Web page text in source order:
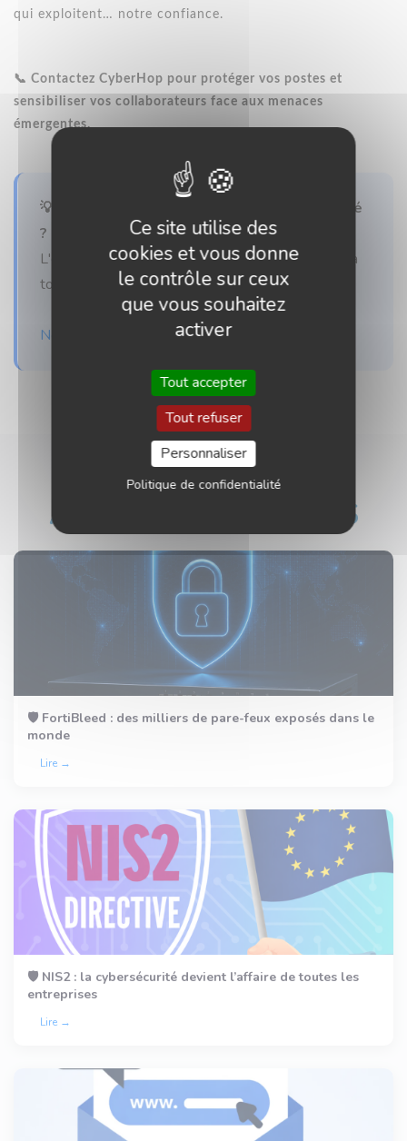
Ce site utilise des
cookies et vous donne
le contrôle sur ceux
que vous souhaitez
activer
Tout accepter
Tout refuser
Personnaliser
Politique de confidentialité
qui exploitent… notre confiance.
📞 Contactez CyberHop pour protéger vos postes et
sensibiliser vos collaborateurs face aux menaces
émergentes.
💡 Besoin d'un accompagnement personnalisé
?
L'équipe CyberHop est disponible pour répondre à
toutes vos questions informatique.
Nous contacter
ARTICLES SIMILAIRES
🛡️ FortiBleed : des milliers de pare-feux exposés dans le
monde
Lire →
🛡️ NIS2 : la cybersécurité devient l’affaire de toutes les
entreprises
Lire →